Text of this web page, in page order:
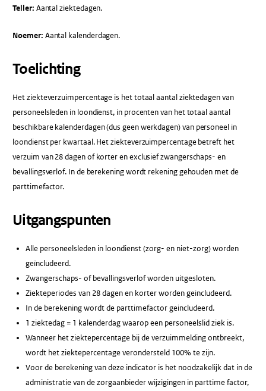
Teller: Aantal ziektedagen.
Noemer: Aantal kalenderdagen.
Toelichting
Het ziekteverzuimpercentage is het totaal aantal ziektedagen van
personeelsleden in loondienst, in procenten van het totaal aantal
beschikbare kalenderdagen (dus geen werkdagen) van personeel in
loondienst per kwartaal. Het ziekteverzuimpercentage betreft het
verzuim van 28 dagen of korter en exclusief zwangerschaps- en
bevallingsverlof. In de berekening wordt rekening gehouden met de
parttimefactor.
Uitgangspunten
Alle personeelsleden in loondienst (zorg- en niet-zorg) worden
geïncludeerd.
Zwangerschaps- of bevallingsverlof worden uitgesloten.
Ziekteperiodes van 28 dagen en korter worden geincludeerd.
In de berekening wordt de parttimefactor geincludeerd.
1 ziektedag = 1 kalenderdag waarop een personeelslid ziek is.
Wanneer het ziektepercentage bij de verzuimmelding ontbreekt,
wordt het ziektepercentage verondersteld 100% te zijn.
Voor de berekening van deze indicator is het noodzakelijk dat in de
administratie van de zorgaanbieder wijzigingen in parttime factor,